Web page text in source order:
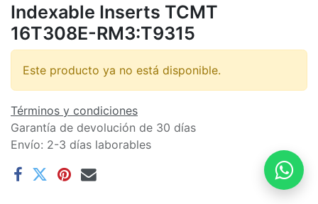
Indexable Inserts TCMT
16T308E-RM3:T9315
Este producto ya no está disponible.
Términos y condiciones
Garantía de devolución de 30 días
Envío: 2-3 días laborables